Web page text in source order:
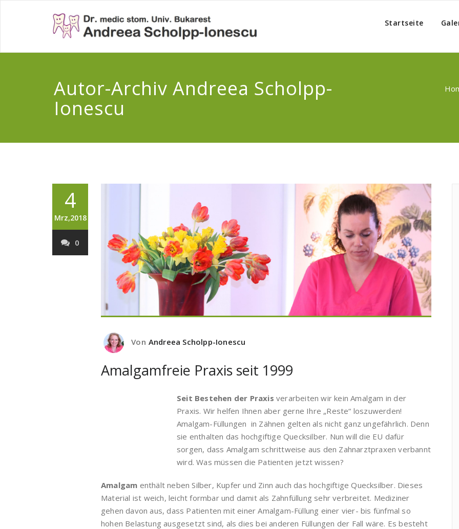
Startseite
Autor-Archiv Andreea Scholpp-
Ionescu
4
Mrz,2018
0
Von Andreea Scholpp-Ionescu
Amalgamfreie Praxis seit 1999
Seit Bestehen der Praxis verarbeiten wir kein Amalgam in der
Praxis. Wir helfen Ihnen aber gerne Ihre „Reste“ loszuwerden!
Amalgam-Füllungen in Zähnen gelten als nicht ganz ungefährlich. Denn
sie enthalten das hochgiftige Quecksilber. Nun will die EU dafür
sorgen, dass Amalgam schrittweise aus den Zahnarztpraxen verbannt
wird. Was müssen die Patienten jetzt wissen?
Amalgam enthält neben Silber, Kupfer und Zinn auch das hochgiftige Quecksilber. Dieses
Material ist weich, leicht formbar und damit als Zahnfüllung sehr verbreitet. Mediziner
gehen davon aus, dass Patienten mit einer Amalgam-Füllung einer vier- bis fünfmal so
hohen Belastung ausgesetzt sind, als dies bei anderen Füllungen der Fall wäre. Es besteht